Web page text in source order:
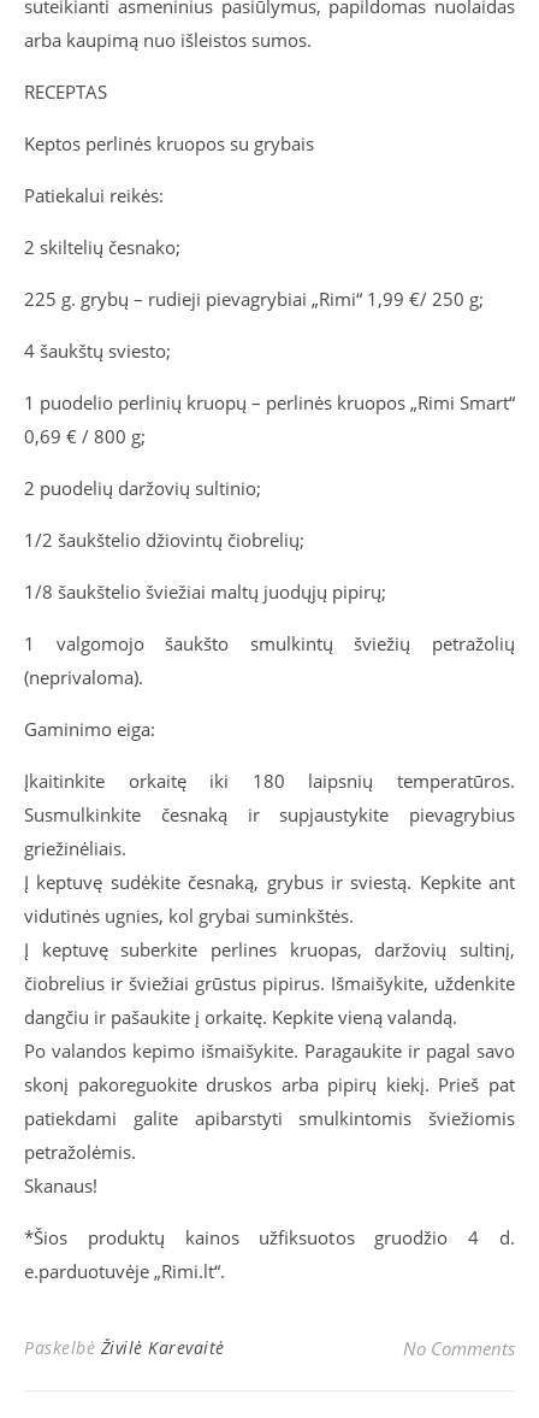
suteikianti asmeninius pasiūlymus, papildomas nuolaidas
arba kaupimą nuo išleistos sumos.
RECEPTAS
Keptos perlinės kruopos su grybais
Patiekalui reikės:
2 skiltelių česnako;
225 g. grybų – rudieji pievagrybiai „Rimi“ 1,99 €/ 250 g;
4 šaukštų sviesto;
1 puodelio perlinių kruopų – perlinės kruopos „Rimi Smart“
0,69 € / 800 g;
2 puodelių daržovių sultinio;
1/2 šaukštelio džiovintų čiobrelių;
1/8 šaukštelio šviežiai maltų juodųjų pipirų;
1 valgomojo šaukšto smulkintų šviežių petražolių
(neprivaloma).
Gaminimo eiga:
Įkaitinkite orkaitę iki 180 laipsnių temperatūros.
Susmulkinkite česnaką ir supjaustykite pievagrybius
griežinėliais.
Į keptuvę sudėkite česnaką, grybus ir sviestą. Kepkite ant
vidutinės ugnies, kol grybai suminkštės.
Į keptuvę suberkite perlines kruopas, daržovių sultinį,
čiobrelius ir šviežiai grūstus pipirus. Išmaišykite, uždenkite
dangčiu ir pašaukite į orkaitę. Kepkite vieną valandą.
Po valandos kepimo išmaišykite. Paragaukite ir pagal savo
skonį pakoreguokite druskos arba pipirų kiekį. Prieš pat
patiekdami galite apibarstyti smulkintomis šviežiomis
petražolėmis.
Skanaus!
*Šios produktų kainos užfiksuotos gruodžio 4 d.
e.parduotuvėje „Rimi.lt“.
Paskelbė Živilė Karevaitė No Comments